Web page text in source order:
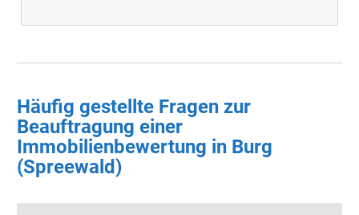
Häufig gestellte Fragen zur
Beauftragung einer
Immobilienbewertung in Burg
(Spreewald)